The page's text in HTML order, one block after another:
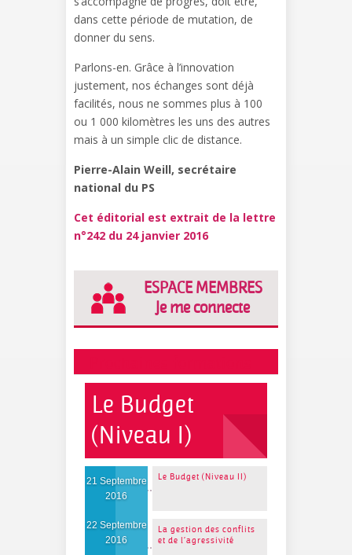
dans cette période de mutation, de
donner du sens.
Parlons-en. Grâce à l’innovation
justement, nos échanges sont déjà
facilités, nous ne sommes plus à 100
ou 1 000 kilomètres les uns des autres
mais à un simple clic de distance.
Pierre-Alain Weill, secrétaire
national du PS
Cet éditorial est extrait de la lettre
n°242 du 24 janvier 2016
ESPACE MEMBRES
Je me connecte
Le Budget
(Niveau I)
21 Septembre
2016
Le Budget (Niveau II)
22 Septembre
2016
La gestion des conflits
et de l’agressivité